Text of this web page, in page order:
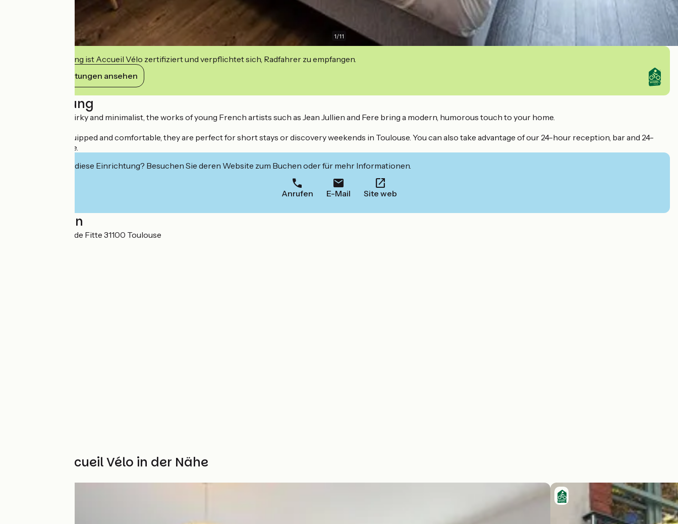
1/11
Diese Einrichtung ist Accueil Vélo zertifiziert und verpflichtet sich, Radfahrer zu empfangen.
Ihre Verpflichtungen ansehen
Beschreibung
Inspired by the quirky and minimalist, the works of young French artists such as Jean Jullien and Fere bring a modern, humorous touch to your home.
Practical, well-equipped and comfortable, they are perfect for short stays or discovery weekends in Toulouse. You can also take advantage of our 24-hour reception, bar and 24-
hour room service.
Interessiert Sie diese Einrichtung? Besuchen Sie deren Website zum Buchen oder für mehr Informationen.
Anrufen E-Mail Site web
Localisation
25 Allées Charles de Fitte 31100 Toulouse
Weitere Accueil Vélo in der Nähe